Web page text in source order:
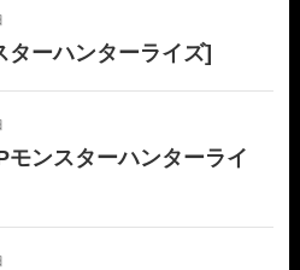
ターハンターライズ]
ンスターハンターライ